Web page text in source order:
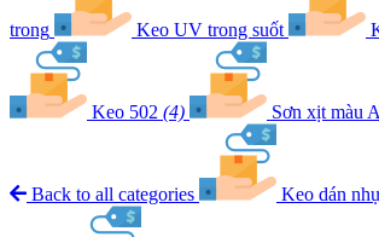
trong Keo UV trong suốt
Keo 502 (4) Sơn xịt màu
Back to all categories Keo dán